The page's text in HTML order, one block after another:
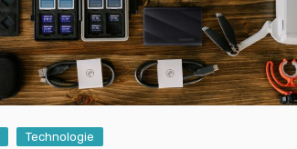
Technologie